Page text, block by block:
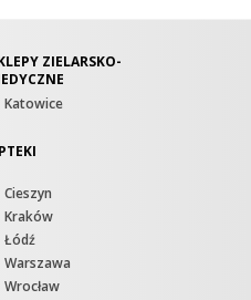
ZIELARSKO-
Katowice
Cieszyn
Kraków
Łódź
Warszawa
Wrocław